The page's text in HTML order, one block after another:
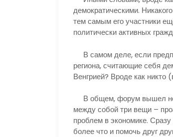
демократическими.
тем самым его участники
политически активных
В самом деле, если
региона, считающие себя
Венгрией? Вроде как никто
В общем, форум вышел
между собой три вещи –
проблем в экономике.
более что и помочь друг